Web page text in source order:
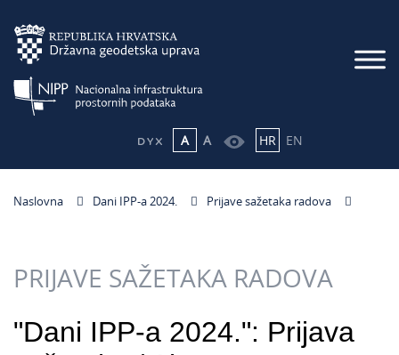
A A HR EN
Naslovna Dani IPP-a 2024. Prijave sažetaka radova
PRIJAVE SAŽETAKA RADOVA